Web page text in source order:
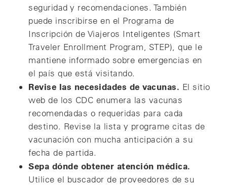
seguridad y recomendaciones. También
puede inscribirse en el Programa de
Inscripción de Viajeros Inteligentes (Smart
Traveler Enrollment Program, STEP), que le
mantiene informado sobre emergencias en
el país que está visitando.
Revise las necesidades de vacunas. El sitio
web de los CDC enumera las vacunas
recomendadas o requeridas para cada
destino. Revise la lista y programe citas de
vacunación con mucha anticipación a su
fecha de partida.
Sepa dónde obtener atención médica.
Utilice el buscador de proveedores de su